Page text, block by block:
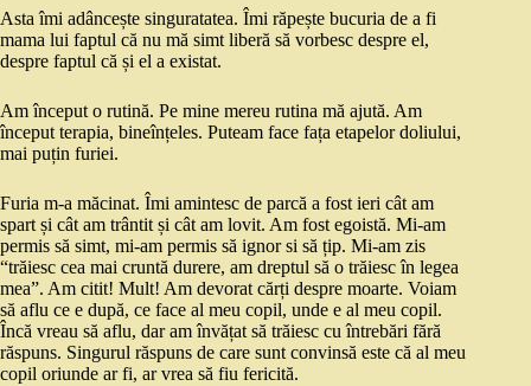
Asta îmi adâncește singuratatea. Îmi răpește bucuria de a fi
mama lui faptul că nu mă simt liberă să vorbesc despre el,
despre faptul că și el a existat.
Am început o rutină. Pe mine mereu rutina mă ajută. Am
început terapia, bineînțeles. Puteam face fața etapelor doliului,
mai puțin furiei.
Furia m-a măcinat. Îmi amintesc de parcă a fost ieri cât am
spart și cât am trântit și cât am lovit. Am fost egoistă. Mi-am
permis să simt, mi-am permis să ignor si să țip. Mi-am zis
“trăiesc cea mai cruntă durere, am dreptul să o trăiesc în legea
mea”. Am citit! Mult! Am devorat cărți despre moarte. Voiam
să aflu ce e după, ce face al meu copil, unde e al meu copil.
Încă vreau să aflu, dar am învățat să trăiesc cu întrebări fără
răspuns. Singurul răspuns de care sunt convinsă este că al meu
copil oriunde ar fi, ar vrea să fiu fericită.